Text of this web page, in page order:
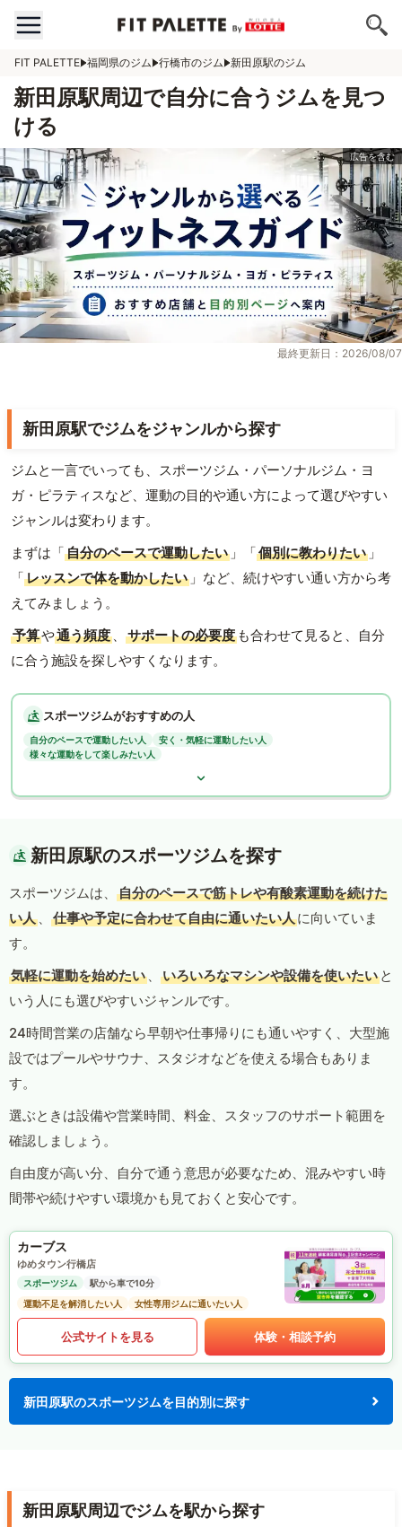
FIT PALETTE 福岡県のジム 行橋市のジム 新田原駅のジム
新田原駅周辺で自分に合うジムを見つ
ける
最終更新日：2026/08/07
新田原駅でジムをジャンルから探す
ジムと一言でいっても、スポーツジム・パーソナルジム・ヨ
ガ・ピラティスなど、運動の目的や通い方によって選びやすい
ジャンルは変わります。
まずは「自分のペースで運動したい 」「個別に教わりたい 」
「レッスンで体を動かしたい 」など、続けやすい通い方から考
えてみましょう。
予算や通う頻度 、 サポートの必要度 も合わせて見ると、自分
に合う施設を探しやすくなります。
スポーツジムがおすすめの人
自分のペースで運動したい人
安く・気軽に運動したい人
様々な運動をして楽しみたい人
新田原駅のスポーツジムを探す
スポーツジムは、
自分のペースで筋トレや有酸素運動を続けた
い人 、 仕事や予定に合わせて自由に通いたい人に向いていま
す。
気軽に運動を始めたい 、 いろいろなマシンや設備を使いたい と
いう人にも選びやすいジャンルです。
24時間営業の店舗なら早朝や仕事帰りにも通いやすく、大型施
設ではプールやサウナ、スタジオなどを使える場合もありま
す。
選ぶときは設備や営業時間、料金、スタッフのサポート範囲を
確認しましょう。
自由度が高い分、自分で通う意思が必要なため、混みやすい時
間帯や続けやすい環境かも見ておくと安心です。
カーブス
ゆめタウン行橋店
スポーツジム
駅から車で10分
運動不足を解消したい人
女性専用ジムに通いたい人
公式サイトを見る 体験・相談予約
新田原駅のスポーツジムを目的別に探す
新田原駅周辺でジムを駅から探す